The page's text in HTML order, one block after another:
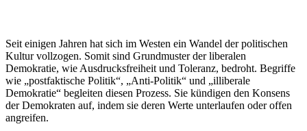
Seit einigen Jahren hat sich im Westen ein Wandel der politischen
Kultur vollzogen. Somit sind Grundmuster der liberalen
Demokratie, wie Ausdrucksfreiheit und Toleranz, bedroht. Begriffe
wie „postfaktische Politik“, „Anti-Politik“ und „illiberale
Demokratie“ begleiten diesen Prozess. Sie kündigen den Konsens
der Demokraten auf, indem sie deren Werte unterlaufen oder offen
angreifen.